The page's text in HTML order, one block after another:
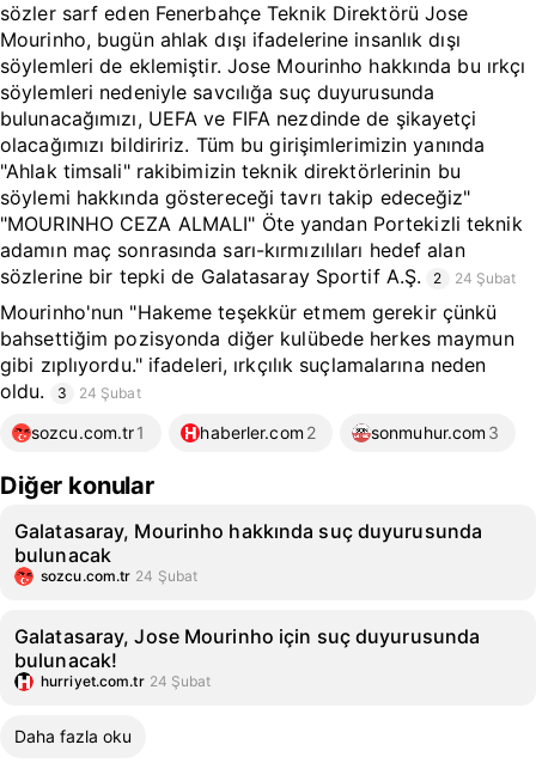
sözler sarf eden Fenerbahçe Teknik Direktörü Jose
Mourinho, bugün ahlak dışı ifadelerine insanlık dışı
söylemleri de eklemiştir. Jose Mourinho hakkında bu ırkçı
söylemleri nedeniyle savcılığa suç duyurusunda
bulunacağımızı, UEFA ve FIFA nezdinde de şikayetçi
olacağımızı bildiririz. Tüm bu girişimlerimizin yanında
"Ahlak timsali" rakibimizin teknik direktörlerinin bu
söylemi hakkında göstereceği tavrı takip edeceğiz"
"MOURINHO CEZA ALMALI" Öte yandan Portekizli teknik
adamın maç sonrasında sarı-kırmızılıları hedef alan
sözlerine bir tepki de Galatasaray Sportif A.Ş.
2 24 Şubat
Mourinho'nun "Hakeme teşekkür etmem gerekir çünkü
bahsettiğim pozisyonda diğer kulübede herkes maymun
gibi zıplıyordu." ifadeleri, ırkçılık suçlamalarına neden
oldu.
3 24 Şubat
sozcu.com.tr1 haberler.com 2 sonmuhur.com 3
Diğer konular
Galatasaray, Mourinho hakkında suç duyurusunda
bulunacak
sozcu.com.tr 24 Şubat
Galatasaray, Jose Mourinho için suç duyurusunda
bulunacak!
hurriyet.com.tr 24 Şubat
Daha fazla oku